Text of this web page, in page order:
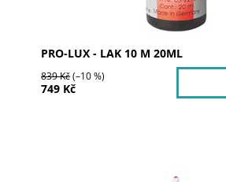
PRO-LUX - LAK 10 Μ 20ML
839 Kč(–10 %)
749 Kč